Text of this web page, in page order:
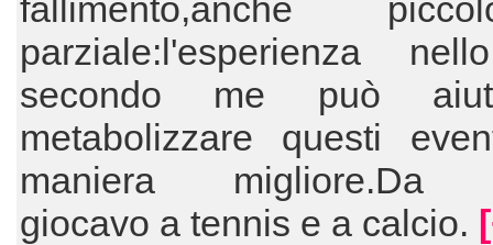
fallimento,anche
parziale:l'esperienza
secondo me può
metabolizzare questi
maniera migliore.Da
giocavo a tennis e a calcio.